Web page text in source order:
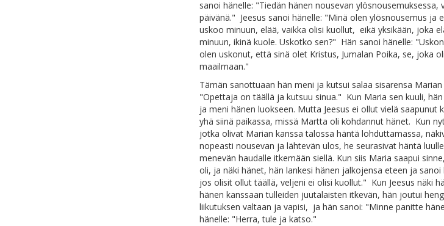
sanoi hänelle: "Tiedän hänen nousevan ylösnousemuksessa,
päivänä." Jeesus sanoi hänelle: "Minä olen ylösnousemus ja
uskoo minuun, elää, vaikka olisi kuollut, eikä yksikään, joka
minuun, ikinä kuole. Uskotko sen?" Hän sanoi hänelle:
olen uskonut, että sinä olet Kristus, Jumalan Poika, se, joka
maailmaan."
Tämän sanottuaan hän meni ja kutsui salaa sisarensa Marian
"Opettaja on täällä ja kutsuu sinua." Kun Maria sen kuuli,
ja meni hänen luokseen. Mutta Jeesus ei ollut vielä saapunut
yhä siinä paikassa, missä Martta oli kohdannut hänet. Kun
jotka olivat Marian kanssa talossa häntä lohduttamassa,
nopeasti nousevan ja lähtevän ulos, he seurasivat häntä
menevän haudalle itkemään siellä. Kun siis Maria saapui
oli, ja näki hänet, hän lankesi hänen jalkojensa eteen ja sanoi
jos olisit ollut täällä, veljeni ei olisi kuollut." Kun Jeesus näki
hänen kanssaan tulleiden juutalaisten itkevän, hän joutui
liikutuksen valtaan ja vapisi, ja hän sanoi: "Minne panitte
hänelle: "Herra, tule ja katso."